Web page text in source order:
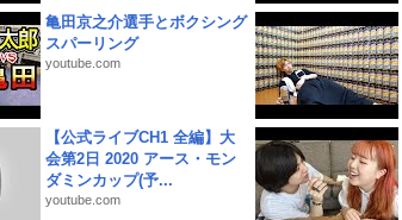
亀田京之介選手とボクシング
スパーリング
youtube.com
【公式ライブCH1 全編】大
会第2日 2020 アース・モン
ダミンカップ(予...
youtube.com